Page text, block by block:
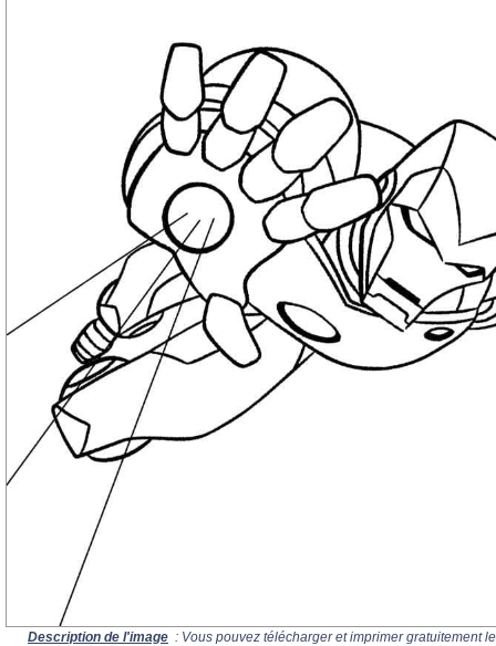
Description de l'image : Vous pouvez télécharger et imprimer gratuitement le